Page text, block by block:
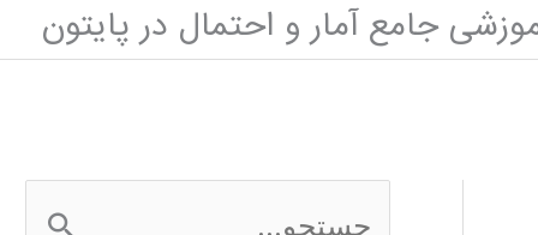
جامع آمار و احتمال در پایتون